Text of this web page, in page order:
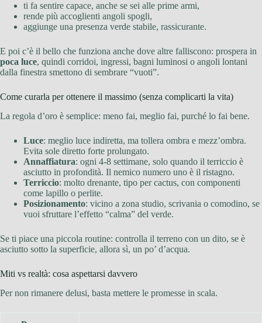
ti fa sentire capace, anche se sei alle prime armi,
rende più accoglienti angoli spogli,
aggiunge una presenza verde stabile, rassicurante.
E poi c’è il bello che funziona anche dove altre falliscono: prospera in
poca luce, quindi corridoi, ingressi, bagni luminosi o angoli lontani
dalla finestra smettono di sembrare “vuoti”.
Come curarla per ottenere il massimo (senza complicarti la vita)
La regola d’oro è semplice: meno fai, meglio fai, purché lo fai bene.
Luce: meglio luce indiretta, ma tollera ombra e mezz’ombra.
Evita sole diretto forte prolungato.
Annaffiatura: ogni 4-8 settimane, solo quando il terriccio è
asciutto in profondità. Il nemico numero uno è il ristagno.
Terriccio: molto drenante, tipo per cactus, con componenti
come lapillo o perlite.
Posizionamento: vicino a zona studio, scrivania o comodino, se
vuoi sfruttare l’effetto “calma” del verde.
Se ti piace una piccola routine: controlla il terreno con un dito, se è
asciutto sotto la superficie, allora sì, un po’ d’acqua.
Miti vs realtà: cosa aspettarsi davvero
Per non rimanere delusi, basta mettere le promesse in scala.